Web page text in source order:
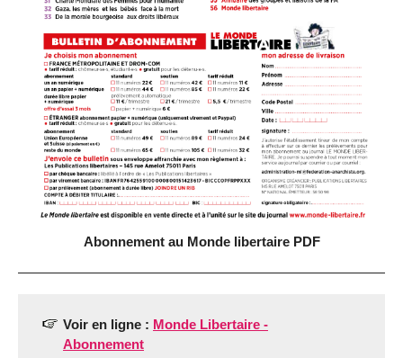
Abonnement au Monde libertaire PDF
Voir en ligne : Monde Libertaire -
Abonnement